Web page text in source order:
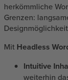
herkömmliche
Grenzen:
Mit Headless
Intuitive
weiterhin